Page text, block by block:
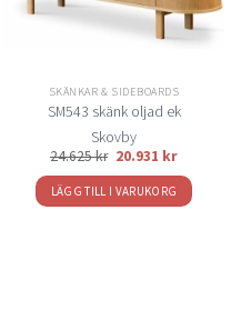
SKÄNKAR & SIDEBOARDS
SM543 skänk oljad ek
Skovby
24.625kr 20.931 kr
LÄGG TILL I VARUKORG